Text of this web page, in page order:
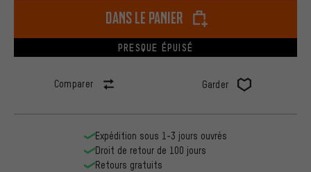
dans le panier
PRESQUE ÉPUISÉ
Comparer Garder
Expédition sous 1-3 jours ouvrés
Droit de retour de 100 jours
Retours gratuits